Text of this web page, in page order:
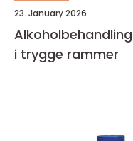
23. January 2026
i trygge rammer